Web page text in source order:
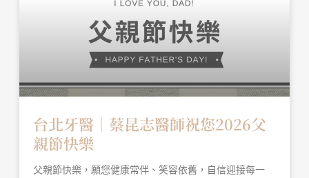
台北牙醫│蔡昆志醫師祝您2026父
親節快樂
父親節快樂，願您健康常伴、笑容依舊，自信迎接每一